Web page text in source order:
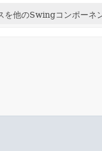
を他のSwingコンポーネ